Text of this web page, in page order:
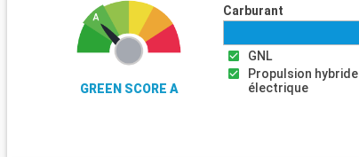
GREEN SCORE A
Carburant
GNL
Propulsion hybride
électrique